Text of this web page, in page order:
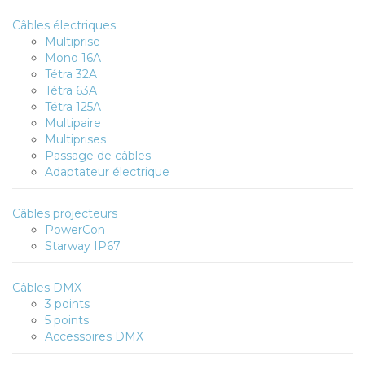
Câbles électriques
Multiprise
Mono 16A
Tétra 32A
Tétra 63A
Tétra 125A
Multipaire
Multiprises
Passage de câbles
Adaptateur électrique
Câbles projecteurs
PowerCon
Starway IP67
Câbles DMX
3 points
5 points
Accessoires DMX